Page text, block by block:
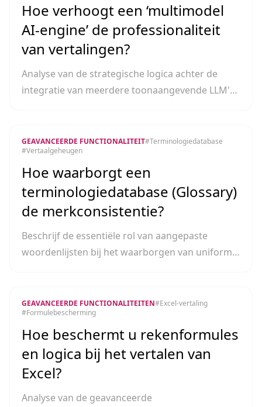
Hoe verhoogt een ‘multimodel
AI-engine’ de professionaliteit
van vertalingen?
Analyse van de strategische logica achter de
integratie van meerdere toonaangevende LLM's
GEAVANCEERDE FUNCTIONALITEIT#Terminologiedatabase
#Vertaalgeheugen
Hoe waarborgt een
terminologiedatabase (Glossary)
de merkconsistentie?
Beschrijf de essentiële rol van aangepaste
woordenlijsten bij het waarborgen van uniforme
GEAVANCEERDE FUNCTIONALITEITEN#Excel-vertaling
#Formulebescherming
Hoe beschermt u rekenformules
en logica bij het vertalen van
Excel?
Analyse van de geavanceerde